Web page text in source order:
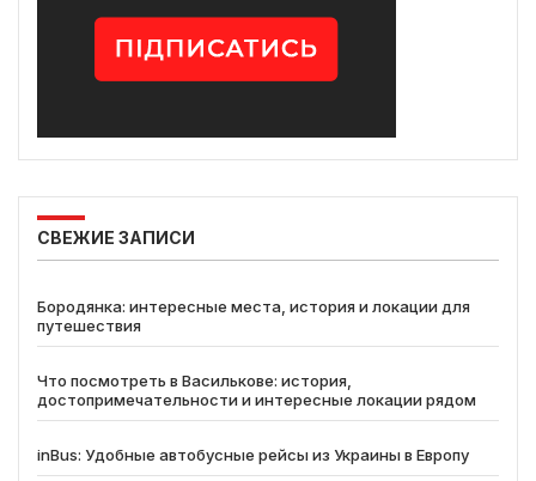
СВЕЖИЕ ЗАПИСИ
Бородянка: интересные места, история и локации для
путешествия
Что посмотреть в Василькове: история,
достопримечательности и интересные локации рядом
inBus: Удобные автобусные рейсы из Украины в Европу